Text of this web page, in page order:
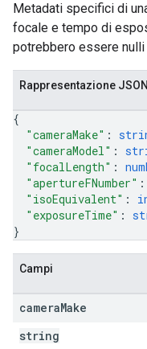
Metadati specifici di
focale e tempo di
potrebbero essere nulli
Rappresentazione JSON
{
"cameraMake" :
"cameraModel" :
"focalLength" :
"apertureFNumber" :
"isoEquivalent" :
"exposureTime" :
}
Campi
cameraMake
string